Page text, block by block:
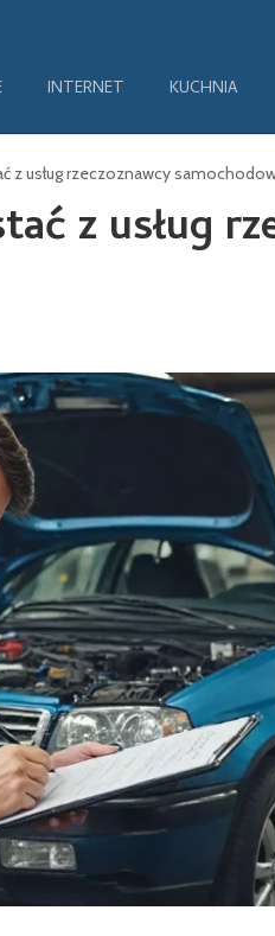
INTERNET KUCHNIA
z usług rzeczoznawcy
z usług